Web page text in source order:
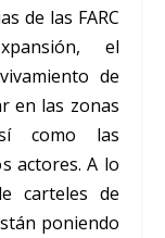
de las FARC
el
de
en las zonas
como las
actores. A lo
carteles de
poniendo